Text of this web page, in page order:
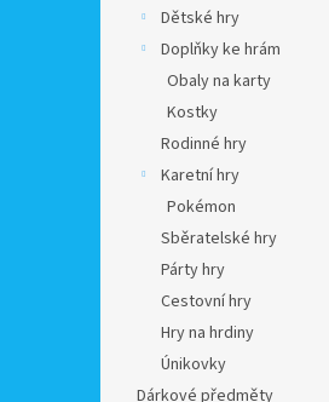
Dětské hry
Doplňky ke hrám
Obaly na karty
Kostky
Rodinné hry
Karetní hry
Pokémon
Sběratelské hry
Párty hry
Cestovní hry
Hry na hrdiny
Únikovky
Dárkové předměty